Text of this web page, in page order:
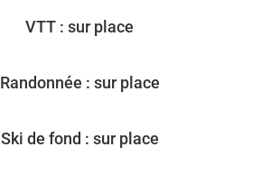
VTT : sur place
Randonnée : sur place
Ski de fond : sur place